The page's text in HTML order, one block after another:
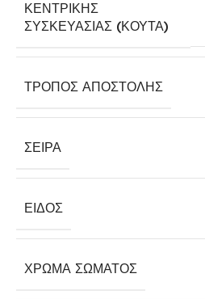
ΚΕΝΤΡΙΚΉΣ
ΣΥΣΚΕΥΑΣΊΑΣ (ΚΟΎΤΑ)
ΤΡΌΠΟΣ ΑΠΟΣΤΟΛΉΣ
ΣΕΙΡΆ
ΕΊΔΟΣ
ΧΡΏΜΑ ΣΏΜΑΤΟΣ